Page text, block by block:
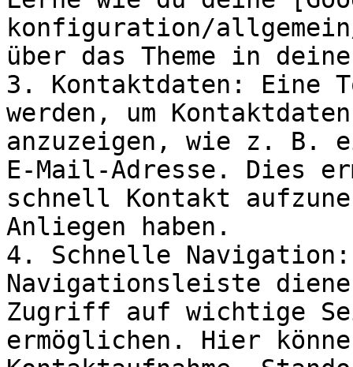
konfiguration/
über das Theme in
3. Kontaktdaten: Eine
werden, um
anzuzeigen, wie z. B.
E-Mail-Adresse. Dies
schnell Kontakt
Anliegen haben.
4. Schnelle
Navigationsleiste
Zugriff auf wichtige
ermöglichen. Hier